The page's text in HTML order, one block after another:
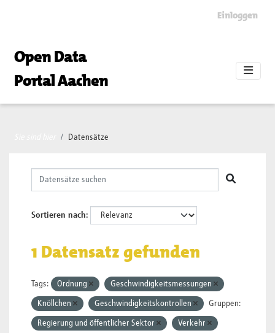
Einloggen
Open Data
Portal Aachen
Datensätze
Sortieren nach
1 Datensatz gefunden
Tags: Ordnung Geschwindigkeitsmessungen
Knöllchen Geschwindigkeitskontrollen Gruppen:
Regierung und öffentlicher Sektor Verkehr